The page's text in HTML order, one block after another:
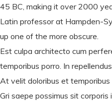
45 BC, making it over 2000
Latin professor at Hampden-
up one of the more obscure.
Est culpa architecto cum
temporibus porro. In
At velit doloribus et temporibus
Gri saepe possimus sit